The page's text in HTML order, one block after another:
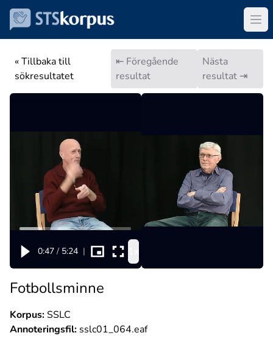
« Tillbaka till
sökresultatet
⇤ Föregående
resultat
Nästa
resultat ⇥
0:47 / 5:24 |
Fotbollsminne
Korpus:SSLC
Annoteringsfil: sslc01_064.eaf